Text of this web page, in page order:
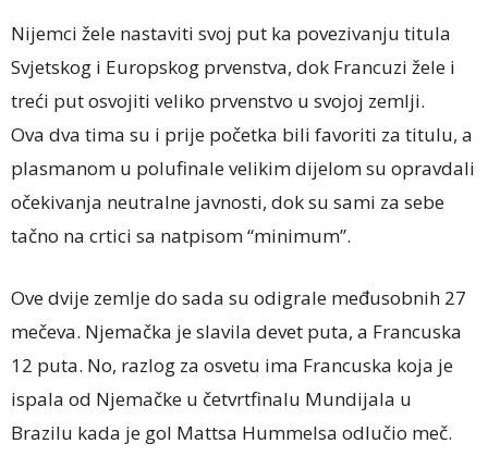
Nijemci žele nastaviti svoj put ka povezivanju titula
Svjetskog i Europskog prvenstva, dok Francuzi žele i
treći put osvojiti veliko prvenstvo u svojoj zemlji.
Ova dva tima su i prije početka bili favoriti za titulu, a
plasmanom u polufinale velikim dijelom su opravdali
očekivanja neutralne javnosti, dok su sami za sebe
tačno na crtici sa natpisom “minimum”.
Ove dvije zemlje do sada su odigrale međusobnih 27
mečeva. Njemačka je slavila devet puta, a Francuska
12 puta. No, razlog za osvetu ima Francuska koja je
ispala od Njemačke u četvrtfinalu Mundijala u
Brazilu kada je gol Mattsa Hummelsa odlučio meč.